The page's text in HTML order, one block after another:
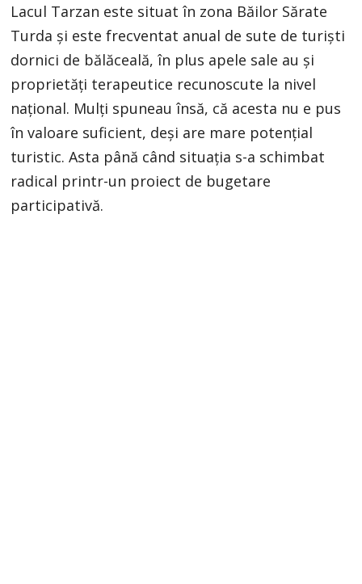
Lacul Tarzan este situat în zona Băilor Sărate
Turda și este frecventat anual de sute de turiști
dornici de bălăceală, în plus apele sale au și
proprietăți terapeutice recunoscute la nivel
național. Mulți spuneau însă, că acesta nu e pus
în valoare suficient, deși are mare potențial
turistic. Asta până când situația s-a schimbat
radical printr-un proiect de bugetare
participativă.